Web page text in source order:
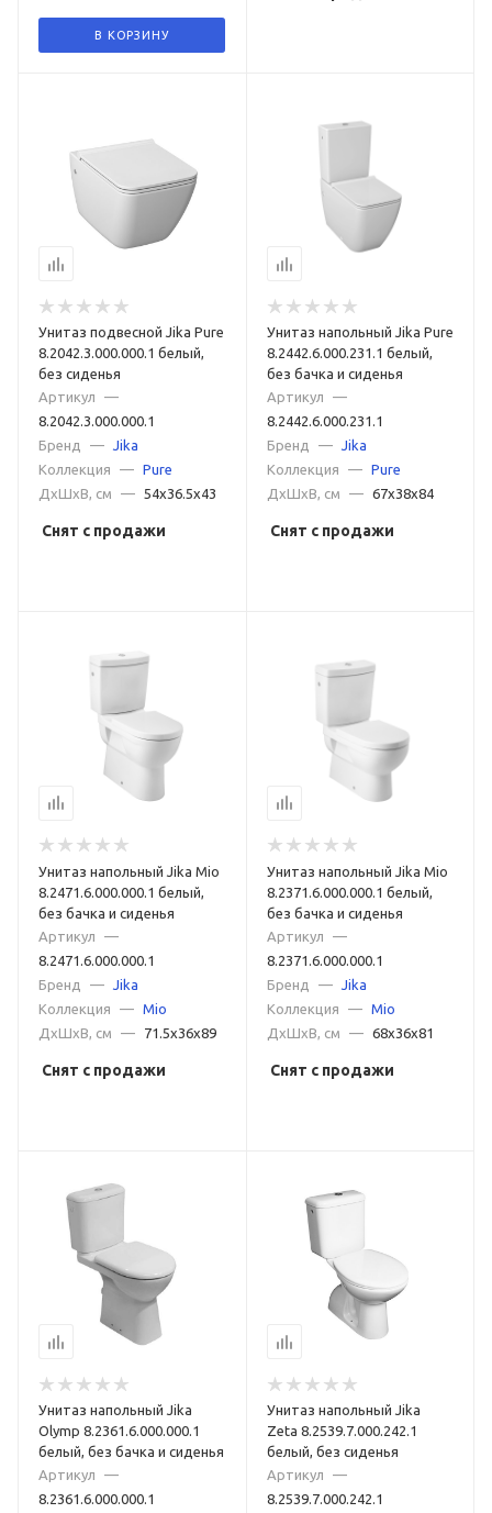
В КОРЗИНУ
Унитаз подвесной Jika Pure
8.2042.3.000.000.1 белый,
без сиденья
Артикул
—
8.2042.3.000.000.1
Бренд
— Jika
Коллекция
— Pure
ДxШxВ, см
— 54x36.5x43
Снят с продажи
Унитаз напольный Jika Pure
8.2442.6.000.231.1 белый,
без бачка и сиденья
Артикул
—
8.2442.6.000.231.1
Бренд
—
Jika
Коллекция
—
Pure
ДxШxВ, см
— 67x38x84
Снят с продажи
Унитаз напольный Jika Mio
8.2471.6.000.000.1 белый,
без бачка и сиденья
Артикул
—
8.2471.6.000.000.1
Бренд
—
Jika
Коллекция
— Mio
ДxШxВ, см
— 71.5x36x89
Снят с продажи
Унитаз напольный Jika Mio
8.2371.6.000.000.1 белый,
без бачка и сиденья
Артикул
—
8.2371.6.000.000.1
Бренд
—
Jika
Коллекция
—
Mio
ДxШxВ, см
— 68x36x81
Снят с продажи
Унитаз напольный Jika
Olymp 8.2361.6.000.000.1
белый, без бачка и сиденья
Артикул
—
8.2361.6.000.000.1
Унитаз напольный Jika
Zeta 8.2539.7.000.242.1
белый, без сиденья
Артикул
—
8.2539.7.000.242.1